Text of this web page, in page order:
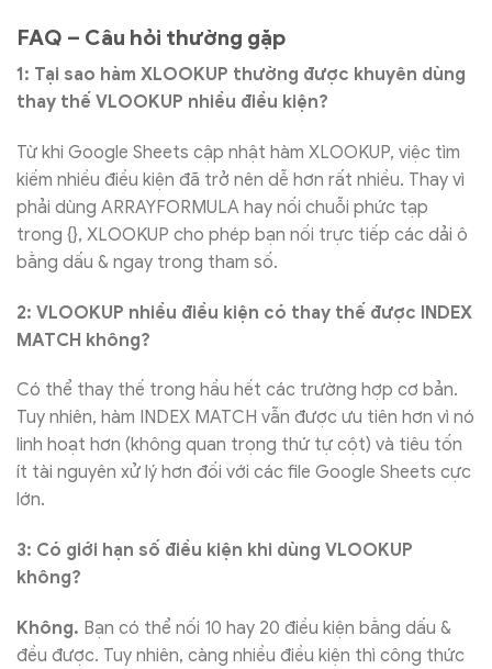
FAQ – Câu hỏi thường gặp
1: Tại sao hàm XLOOKUP thường được khuyên dùng
thay thế VLOOKUP nhiều điều kiện?
Từ khi Google Sheets cập nhật hàm XLOOKUP, việc tìm
kiếm nhiều điều kiện đã trở nên dễ hơn rất nhiều. Thay vì
phải dùng ARRAYFORMULA hay nối chuỗi phức tạp
trong {}, XLOOKUP cho phép bạn nối trực tiếp các dải ô
bằng dấu & ngay trong tham số.
2: VLOOKUP nhiều điều kiện có thay thế được INDEX
MATCH không?
Có thể thay thế trong hầu hết các trường hợp cơ bản.
Tuy nhiên, hàm INDEX MATCH vẫn được ưu tiên hơn vì nó
linh hoạt hơn (không quan trọng thứ tự cột) và tiêu tốn
ít tài nguyên xử lý hơn đối với các file Google Sheets cực
lớn.
3: Có giới hạn số điều kiện khi dùng VLOOKUP
không?
Không. Bạn có thể nối 10 hay 20 điều kiện bằng dấu &
đều được. Tuy nhiên, càng nhiều điều kiện thì công thức